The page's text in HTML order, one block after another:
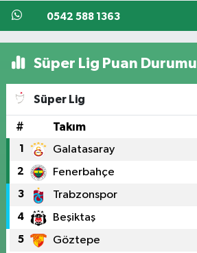
0542 588 1363
Süper Lig Puan Durumu
Süper Lig
# Takım
1 Galatasaray
2 Fenerbahçe
3 Trabzonspor
4 Beşiktaş
5 Göztepe